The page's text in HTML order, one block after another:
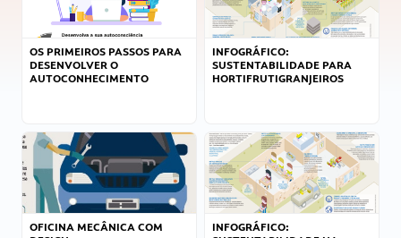
OS PRIMEIROS PASSOS PARA
DESENVOLVER O
AUTOCONHECIMENTO
INFOGRÁFICO:
SUSTENTABILIDADE PARA
HORTIFRUTIGRANJEIROS
OFICINA MECÂNICA COM
INFOGRÁFICO: